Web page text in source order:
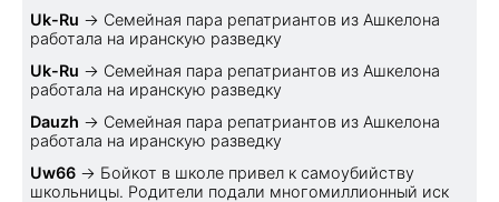
Uk-Ru → Семейная пара репатриантов из Ашкелона
работала на иранскую разведку
Uk-Ru → Семейная пара репатриантов из Ашкелона
работала на иранскую разведку
Dauzh → Семейная пара репатриантов из Ашкелона
работала на иранскую разведку
Uw66 → Бойкот в школе привел к самоубийству
школьницы. Родители подали многомиллионный иск